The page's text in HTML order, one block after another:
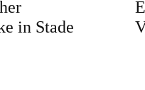
in Stade